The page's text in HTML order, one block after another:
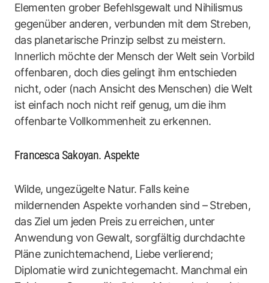
Elementen grober Befehlsgewalt und Nihilismus
gegenüber anderen, verbunden mit dem Streben,
das planetarische Prinzip selbst zu meistern.
Innerlich möchte der Mensch der Welt sein Vorbild
offenbaren, doch dies gelingt ihm entschieden
nicht, oder (nach Ansicht des Menschen) die Welt
ist einfach noch nicht reif genug, um die ihm
offenbarte Vollkommenheit zu erkennen.
Francesca Sakoyan. Aspekte
Wilde, ungezügelte Natur. Falls keine
mildernenden Aspekte vorhanden sind – Streben,
das Ziel um jeden Preis zu erreichen, unter
Anwendung von Gewalt, sorgfältig durchdachte
Pläne zunichtemachend, Liebe verlierend;
Diplomatie wird zunichtegemacht. Manchmal ein